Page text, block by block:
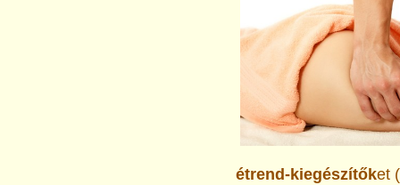
étrend-kiegészítőket